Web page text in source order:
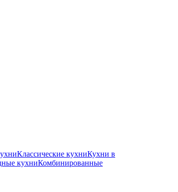
Классические кухниКухни в
кухниКомбинированные